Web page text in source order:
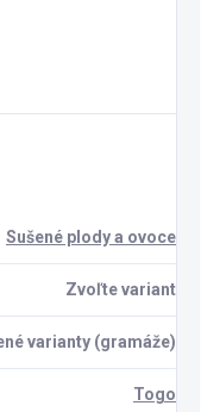
Sušené plody a ovoce
Zvoľte variant
varianty (gramáže)
Togo